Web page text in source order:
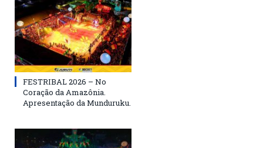
FESTRIBAL 2026 – No
Coração da Amazônia.
Apresentação da Munduruku.